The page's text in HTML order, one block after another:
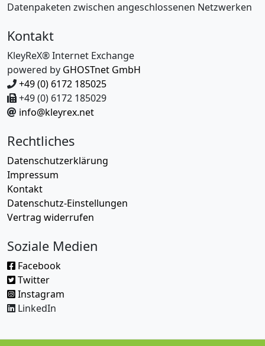
Datenpaketen zwischen angeschlossenen Netzwerken
Kontakt
KleyReX® Internet Exchange
powered by GHOSTnet GmbH
+49 (0) 6172 185025
+49 (0) 6172 185029
info@kleyrex.net
Rechtliches
Datenschutzerklärung
Impressum
Kontakt
Datenschutz-Einstellungen
Vertrag widerrufen
Soziale Medien
Facebook
Twitter
Instagram
LinkedIn